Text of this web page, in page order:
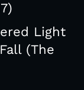
Light
(The